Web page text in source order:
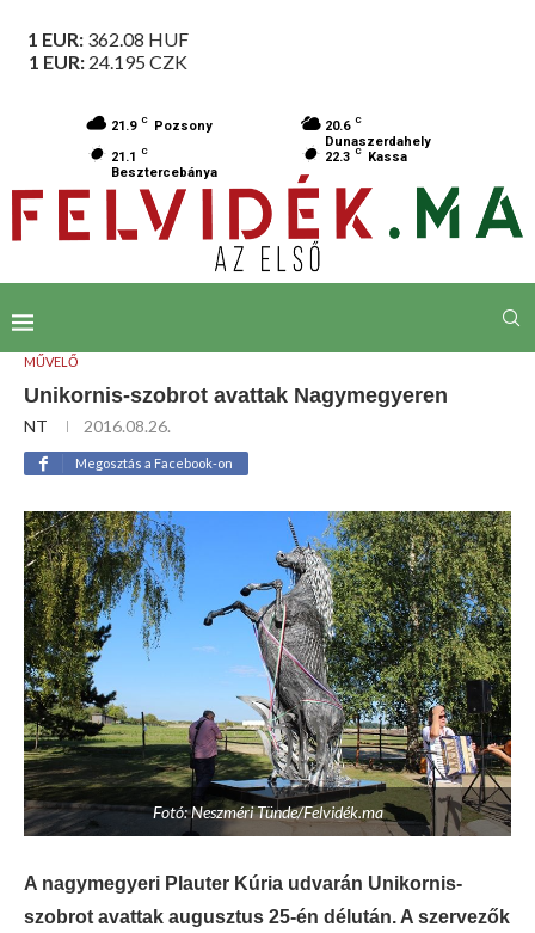
1 EUR: 362.08 HUF
1 EUR: 24.195 CZK
21.9 C Pozsony 20.6 C
Dunaszerdahely
21.1 C
Besztercebánya
22.3 C Kassa
MŰVELŐ
Unikornis-szobrot avattak Nagymegyeren
NT 2016.08.26.
Megosztás a Facebook-on
Fotó: Neszméri Tünde/Felvidék.ma
A nagymegyeri Plauter Kúria udvarán Unikornis-
szobrot avattak augusztus 25-én délután. A szervezők